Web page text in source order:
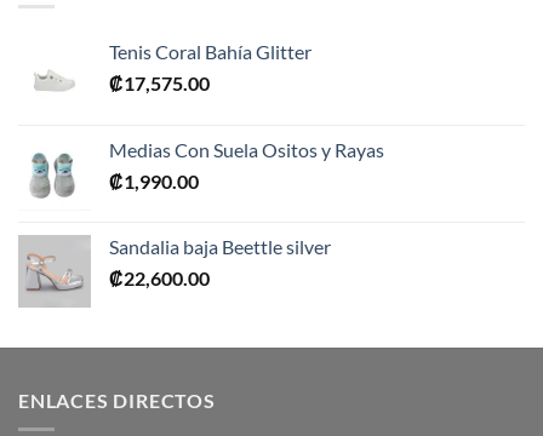
Tenis Coral Bahía Glitter
₡17,575.00
Medias Con Suela Ositos y Rayas
₡1,990.00
Sandalia baja Beettle silver
₡22,600.00
ENLACES DIRECTOS